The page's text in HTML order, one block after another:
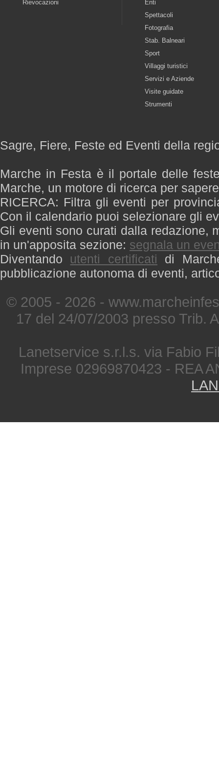
Rievocazioni
Enti
Spettacoli
Fotografia
Stab. Balneari
Sport
Villaggi turistici
Servizi e Aziende
Visite guidate
Strumenti
Sagre, Fiere, Feste ed Eventi della
Marche in Festa è il portale delle
Marche, un motore di ricerca per
RICERCA: Filtra gli eventi per
Con il calendario puoi selezionare gli
Gli eventi sono curati dalla redazione,
in un'apposita sezione: segnala un
Diventando utenti certificati di
pubblicazione autonoma di eventi,
© 2005 - 2026 -
17 del 24/07/2003 presso Trib.
Lanetservice s.r.l.s. via Fabio
Imprese 02969870423 - REA